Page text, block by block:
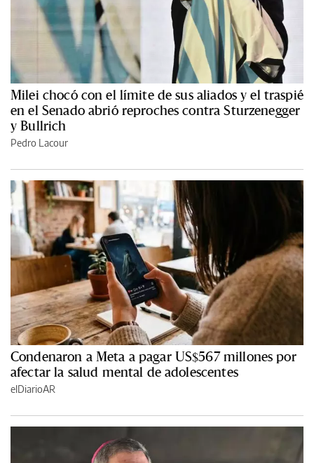
Milei chocó con el límite de sus aliados y el traspié
en el Senado abrió reproches contra Sturzenegger
y Bullrich
Pedro Lacour
Condenaron a Meta a pagar US$567 millones por
afectar la salud mental de adolescentes
elDiarioAR